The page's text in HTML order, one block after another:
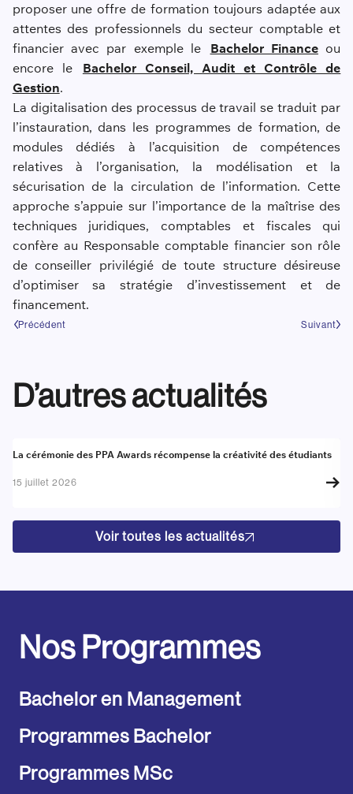
proposer une offre de formation toujours adaptée aux
attentes des professionnels du secteur comptable et
financier avec par exemple le
Bachelor Financeou
encore le
Bachelor Conseil, Audit et Contrôle de
Gestion.
La digitalisation des processus de travail se traduit par
l’instauration, dans les programmes de formation, de
modules dédiés à l’acquisition de compétences
relatives à l’organisation, la modélisation et la
sécurisation de la circulation de l’information. Cette
approche s’appuie sur l’importance de la maîtrise des
techniques juridiques, comptables et fiscales qui
confère au Responsable comptable financier son rôle
de conseiller privilégié de toute structure désireuse
d’optimiser sa stratégie d’investissement et de
financement.
Précédent Suivant
D’autres actualités
Actualité
La cérémonie des PPA Awards récompense la créativité des étudiants
15 juillet 2026
Voir toutes les actualités
Nos Programmes
Bachelor en Management
Programmes Bachelor
Programmes MSc